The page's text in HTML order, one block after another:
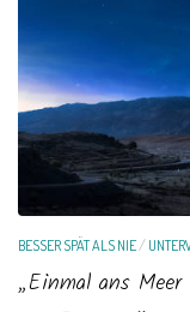
BESSER SPÄT ALS NIE/
„Einmal ans